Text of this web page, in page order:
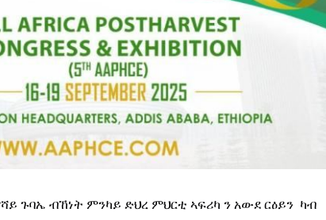
ጉባኤ ብኸነት ምንካይ ድህረ ምህርቲ ኣፍሪካ ን አውደ ርዕይን  ካብ